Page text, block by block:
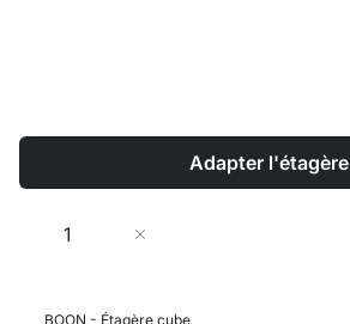
Adapter l'étagère
Quantité
BOON - Étagère cube